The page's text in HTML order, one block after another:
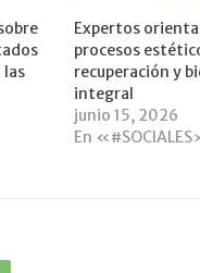
las
Expertos
procesos
recuperación y
integral
junio 15, 2026
En